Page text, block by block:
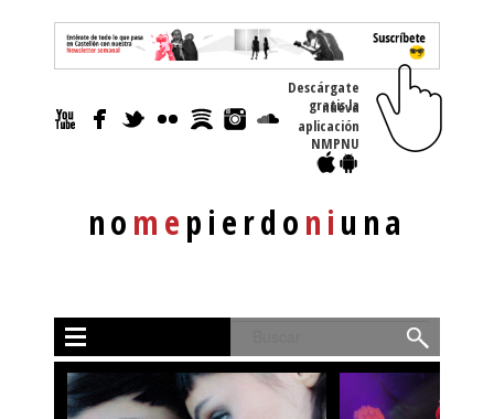
nomepierdoniuna
Descárgate
gratis la nueva
aplicación
NMPNU